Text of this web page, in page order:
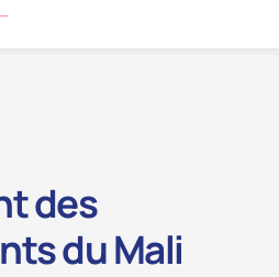
des
du Mali